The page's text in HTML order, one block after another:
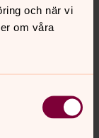
och när vi
om våra